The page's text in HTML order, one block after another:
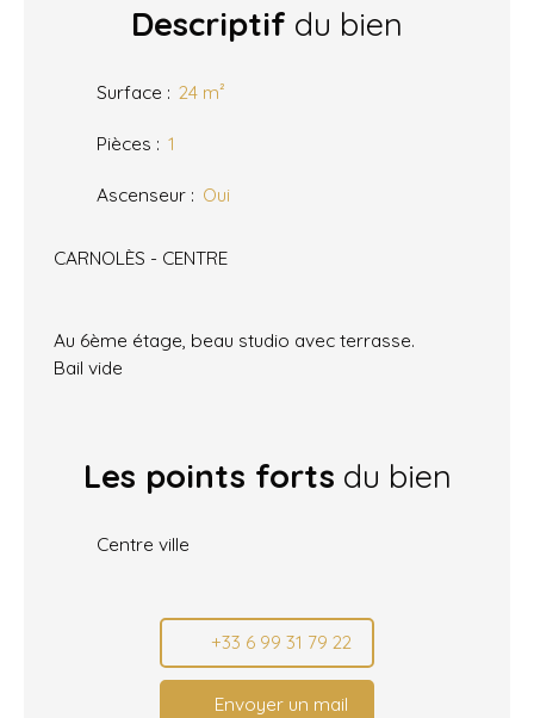
Descriptif du bien
Surface : 24 m²
Pièces : 1
Ascenseur : Oui
CARNOLÈS - CENTRE
Au 6ème étage, beau studio avec terrasse.
Bail vide
Les points forts du bien
Centre ville
+33 6 99 31 79 22
Envoyer un mail